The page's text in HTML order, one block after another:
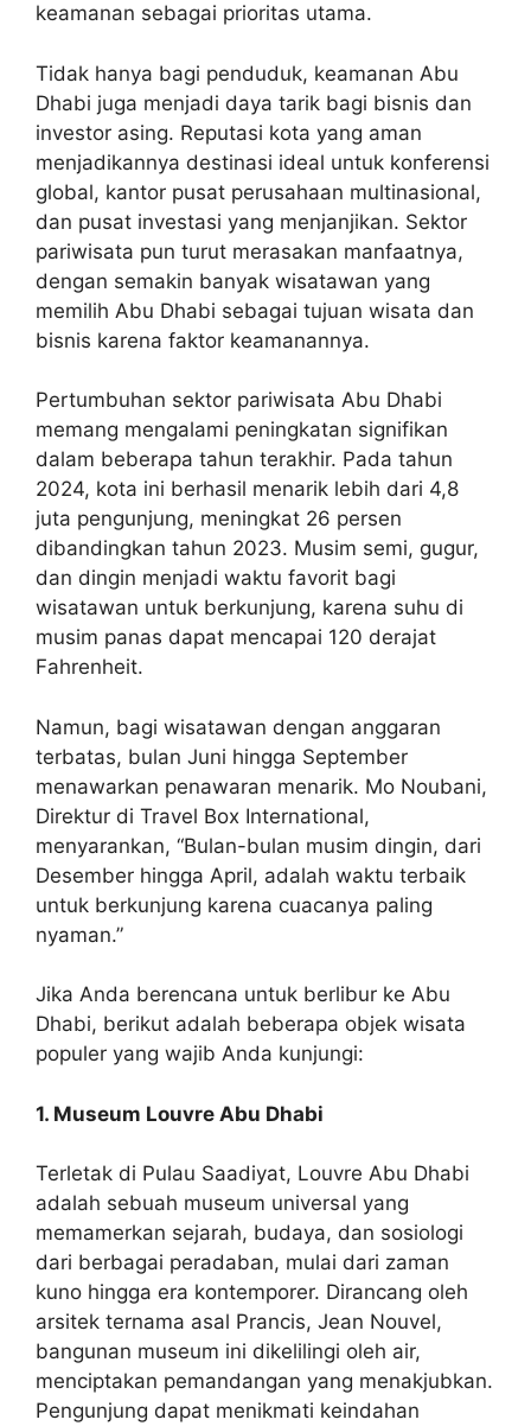
keamanan sebagai prioritas utama.
Tidak hanya bagi penduduk, keamanan Abu
Dhabi juga menjadi daya tarik bagi bisnis dan
investor asing. Reputasi kota yang aman
menjadikannya destinasi ideal untuk konferensi
global, kantor pusat perusahaan multinasional,
dan pusat investasi yang menjanjikan. Sektor
pariwisata pun turut merasakan manfaatnya,
dengan semakin banyak wisatawan yang
memilih Abu Dhabi sebagai tujuan wisata dan
bisnis karena faktor keamanannya.
Pertumbuhan sektor pariwisata Abu Dhabi
memang mengalami peningkatan signifikan
dalam beberapa tahun terakhir. Pada tahun
2024, kota ini berhasil menarik lebih dari 4,8
juta pengunjung, meningkat 26 persen
dibandingkan tahun 2023. Musim semi, gugur,
dan dingin menjadi waktu favorit bagi
wisatawan untuk berkunjung, karena suhu di
musim panas dapat mencapai 120 derajat
Fahrenheit.
Namun, bagi wisatawan dengan anggaran
terbatas, bulan Juni hingga September
menawarkan penawaran menarik. Mo Noubani,
Direktur di Travel Box International,
menyarankan, “Bulan-bulan musim dingin, dari
Desember hingga April, adalah waktu terbaik
untuk berkunjung karena cuacanya paling
nyaman.”
Jika Anda berencana untuk berlibur ke Abu
Dhabi, berikut adalah beberapa objek wisata
populer yang wajib Anda kunjungi:
1. Museum Louvre Abu Dhabi
Terletak di Pulau Saadiyat, Louvre Abu Dhabi
adalah sebuah museum universal yang
memamerkan sejarah, budaya, dan sosiologi
dari berbagai peradaban, mulai dari zaman
kuno hingga era kontemporer. Dirancang oleh
arsitek ternama asal Prancis, Jean Nouvel,
bangunan museum ini dikelilingi oleh air,
menciptakan pemandangan yang menakjubkan.
Pengunjung dapat menikmati keindahan